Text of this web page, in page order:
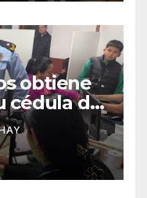
obtiene
cédula de